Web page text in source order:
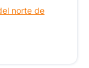
norte de